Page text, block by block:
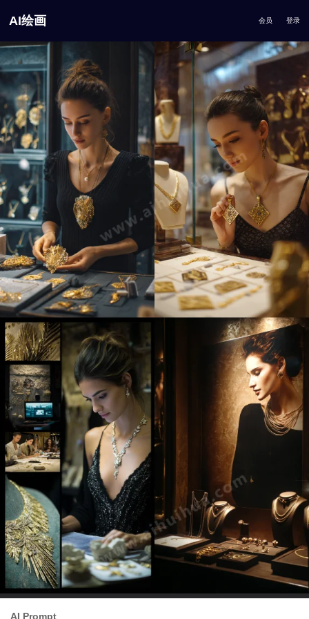
AI绘画 会员 登录
AI Prompt